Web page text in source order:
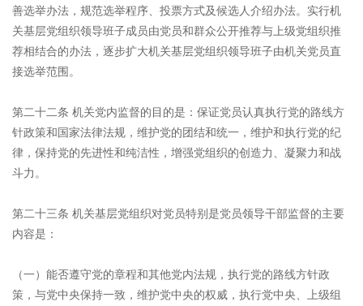
善选举办法，规范选举程序、投票方式及候选人介绍办法。实行机
关基层党组织领导班子成员由党员和群众公开推荐与上级党组织推
荐相结合的办法，逐步扩大机关基层党组织领导班子由机关党员直
接选举范围。
第二十二条 机关党内监督的目的是：保证党员认真执行党的路线方
针政策和国家法律法规，维护党的团结和统一，维护和执行党的纪
律，保持党的先进性和纯洁性，增强党组织的创造力、凝聚力和战
斗力。
第二十三条 机关基层党组织对党员特别是党员领导干部监督的主要
内容是：
（一）能否遵守党的章程和其他党内法规，执行党的路线方针政
策，与党中央保持一致，维护党中央的权威，执行党中央、上级组